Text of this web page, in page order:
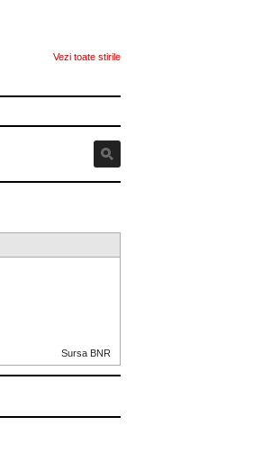
Vezi toate stirile
Sursa BNR